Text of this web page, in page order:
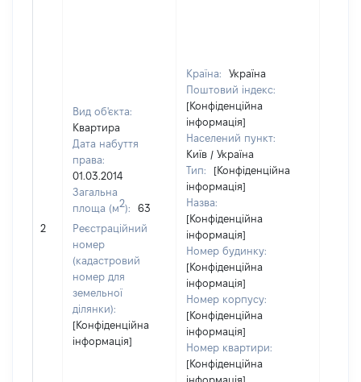
2
Вид об'єкта:
Квартира
Дата набуття
права:
01.03.2014
Загальна
площа (м2):
63
Реєстраційний
номер
(кадастровий
номер для
земельної
ділянки):
[Конфіденційна
інформація]
Країна:
Україна
Поштовий індекс:
[Конфіденційна
інформація]
Населений пункт:
Київ / Україна
Тип:
[Конфіденційна
інформація]
Назва:
[Конфіденційна
інформація]
Номер будинку:
[Конфіденційна
інформація]
Номер корпусу:
[Конфіденційна
інформація]
Номер квартири:
[Конфіденційна
інформація]